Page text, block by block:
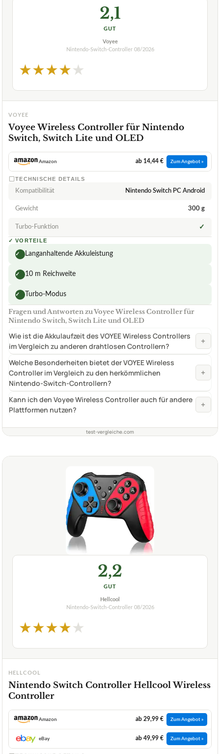
2,1
GUT
Voyee
Nintendo-Switch-Controller 08/2026
★★★★★
VOYEE
Voyee Wireless Controller für Nintendo
Switch, Switch Lite und OLED
Amazon ab 14,44 € Zum Angebot »
TECHNISCHE DETAILS
Kompatibilität Nintendo Switch PC Android
Gewicht 300 g
Turbo-Funktion ✓
✓ VORTEILE
✓ Langanhaltende Akkuleistung
✓ 10 m Reichweite
✓ Turbo-Modus
Fragen und Antworten zu Voyee Wireless Controller für
Nintendo Switch, Switch Lite und OLED
Wie ist die Akkulaufzeit des VOYEE Wireless Controllers
im Vergleich zu anderen drahtlosen Controllern?
+
Welche Besonderheiten bietet der VOYEE Wireless
Controller im Vergleich zu den herkömmlichen
Nintendo-Switch-Controllern?
+
Kann ich den Voyee Wireless Controller auch für andere
Plattformen nutzen?
+
test-vergleiche.com
2,2
GUT
Hellcool
Nintendo-Switch-Controller 08/2026
★★★★★
HELLCOOL
Nintendo Switch Controller Hellcool Wireless
Controller
Amazon ab 29,99 € Zum Angebot »
eBay ab 49,99 € Zum Angebot »